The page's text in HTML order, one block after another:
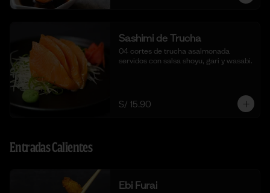
Sashimi de Trucha
04 cortes de trucha asalmonada
servidos con salsa shoyu, gari y wasabi.
S/ 15.90
Entradas Calientes
Ebi Furai